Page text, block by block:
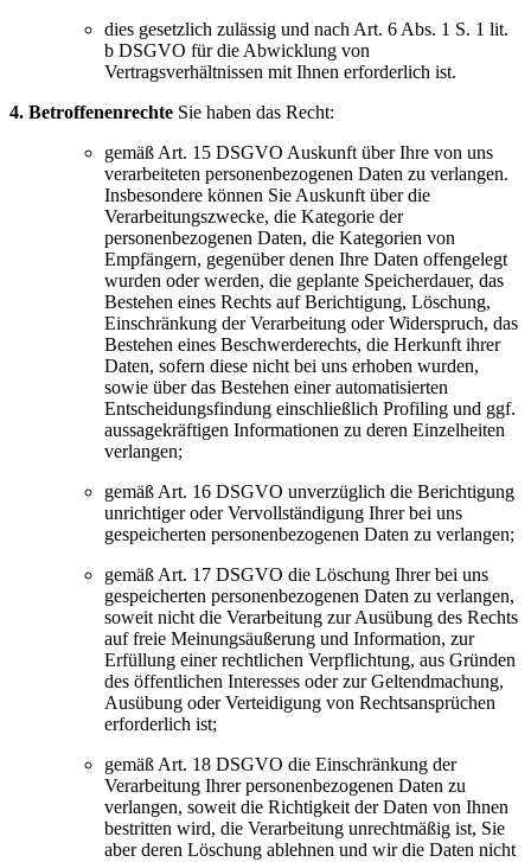
dies gesetzlich zulässig und nach Art. 6 Abs. 1 S. 1 lit.
b DSGVO für die Abwicklung von
Vertragsverhältnissen mit Ihnen erforderlich ist.
4. Betroffenenrechte Sie haben das Recht:
gemäß Art. 15 DSGVO Auskunft über Ihre von uns
verarbeiteten personenbezogenen Daten zu verlangen.
Insbesondere können Sie Auskunft über die
Verarbeitungszwecke, die Kategorie der
personenbezogenen Daten, die Kategorien von
Empfängern, gegenüber denen Ihre Daten offengelegt
wurden oder werden, die geplante Speicherdauer, das
Bestehen eines Rechts auf Berichtigung, Löschung,
Einschränkung der Verarbeitung oder Widerspruch, das
Bestehen eines Beschwerderechts, die Herkunft ihrer
Daten, sofern diese nicht bei uns erhoben wurden,
sowie über das Bestehen einer automatisierten
Entscheidungsfindung einschließlich Profiling und ggf.
aussagekräftigen Informationen zu deren Einzelheiten
verlangen;
gemäß Art. 16 DSGVO unverzüglich die Berichtigung
unrichtiger oder Vervollständigung Ihrer bei uns
gespeicherten personenbezogenen Daten zu verlangen;
gemäß Art. 17 DSGVO die Löschung Ihrer bei uns
gespeicherten personenbezogenen Daten zu verlangen,
soweit nicht die Verarbeitung zur Ausübung des Rechts
auf freie Meinungsäußerung und Information, zur
Erfüllung einer rechtlichen Verpflichtung, aus Gründen
des öffentlichen Interesses oder zur Geltendmachung,
Ausübung oder Verteidigung von Rechtsansprüchen
erforderlich ist;
gemäß Art. 18 DSGVO die Einschränkung der
Verarbeitung Ihrer personenbezogenen Daten zu
verlangen, soweit die Richtigkeit der Daten von Ihnen
bestritten wird, die Verarbeitung unrechtmäßig ist, Sie
aber deren Löschung ablehnen und wir die Daten nicht